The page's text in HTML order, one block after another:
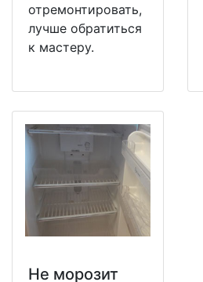
отремонтировать,
лучше обратиться
к мастеру.
Не морозит